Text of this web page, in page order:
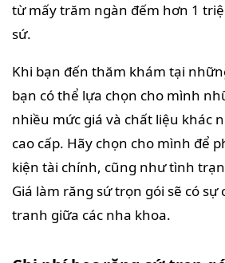
từ mấy trăm ngàn đếm hơn 1
sứ.
Khi bạn đến thăm khám tại
bạn có thể lựa chọn cho mình
nhiều mức giá và chất liệu khác
cao cấp. Hãy chọn cho mình để
kiện tài chính, cũng như tình
Giá làm răng sứ trọn gói sẽ có sự
tranh giữa các nha khoa.